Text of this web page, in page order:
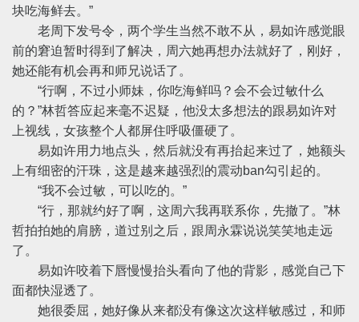
块吃海鲜去。”
老周下发号令，两个学生当然不敢不从，易如许感觉眼
前的窘迫暂时得到了解决，周六她再想办法就好了，刚好，
她还能有机会再和师兄说话了。
“行啊，不过小师妹，你吃海鲜吗？会不会过敏什么
的？”林哲答应起来毫不迟疑，他没太多想法的跟易如许对
上视线，女孩整个人都屏住呼吸僵硬了。
易如许用力地点头，然后就没有再抬起来过了，她额头
上有细密的汗珠，这是越来越强烈的震动ban勾引起的。
“我不会过敏，可以吃的。”
“行，那就约好了啊，这周六我再联系你，先撤了。”林
哲拍拍她的肩膀，道过别之后，跟周永霖说说笑笑地走远
了。
易如许咬着下唇慢慢抬头看向了他的背影，感觉自己下
面都快湿透了。
她很委屈，她好像从来都没有像这次这样敏感过，和师